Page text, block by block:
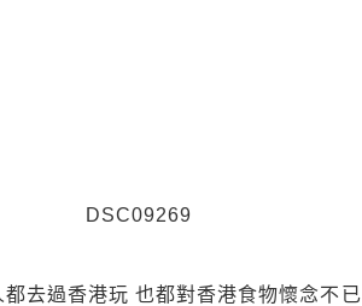
去過香港玩 也都對香港食物懷念不已